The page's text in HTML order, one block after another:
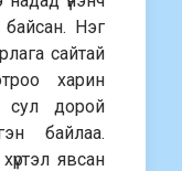
байсан. Нэг
сайтай
харин
сул дорой
байлаа.
явсан